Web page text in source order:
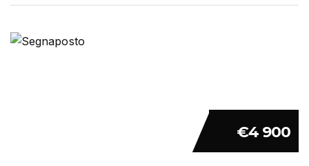
€4 900